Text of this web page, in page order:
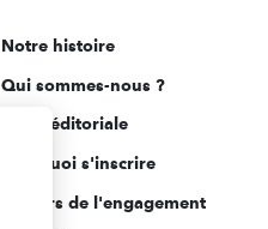
Notre histoire
Qui sommes-nous ?
Ligne éditoriale
Pourquoi s'inscrire
Acteurs de l'engagement